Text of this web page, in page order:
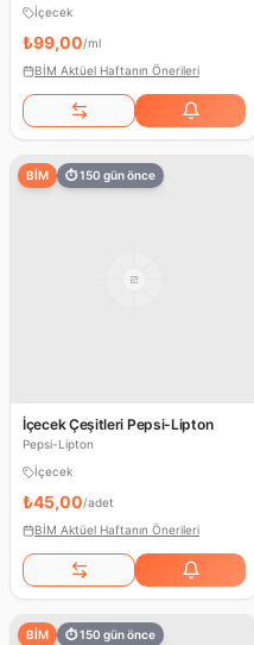
İçecek
₺99,00/ml
BİM Aktüel Haftanın Önerileri
BİM ⏱150 gün önce
İçecek Çeşitleri Pepsi-Lipton
Pepsi-Lipton
İçecek
₺45,00/adet
BİM Aktüel Haftanın Önerileri
BİM ⏱150 gün önce